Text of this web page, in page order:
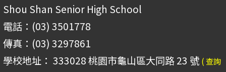
Shou Shan Senior High School
電話：(03) 3501778
傳真：(03) 3297861
學校地址： 333028 桃園市龜山區大同路 23 號 ( 查詢